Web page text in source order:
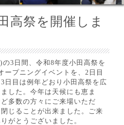
高祭を開催しま
3日間、令和8年度小田高祭を
ープニングイベントを、2日目
日目は例年どおり小田高祭を広
した。今年は天候にも恵ま
多数の方々にご来場いただ
じることが出来ました。ご来
がとうございました。